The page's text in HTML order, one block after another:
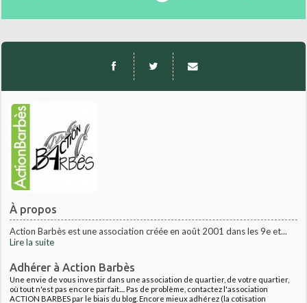
À propos
Action Barbès est une association créée en août 2001 dans les 9e et...
Lire la suite
Adhérer à Action Barbès
Une envie de vous investir dans une association de quartier, de votre quartier,
où tout n'est pas encore parfait.... Pas de problème, contactez l'association
ACTION BARBES par le biais du blog. Encore mieux adhérez (la cotisation